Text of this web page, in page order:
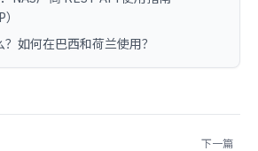
如何在巴西和荷兰使用？
下一篇